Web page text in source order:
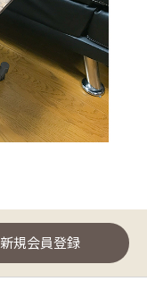
新規会員登録